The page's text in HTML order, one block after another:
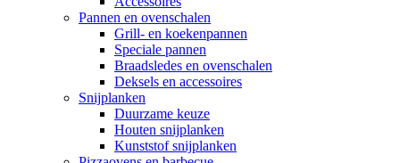
Pannen en ovenschalen
Grill- en koekenpannen
Speciale pannen
Braadsledes en ovenschalen
Deksels en accessoires
Snijplanken
Duurzame keuze
Houten snijplanken
Kunststof snijplanken